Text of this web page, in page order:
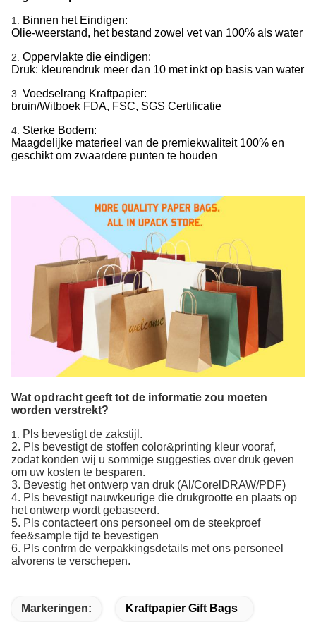
1.
Binnen het Eindigen:
Olie-weerstand, het bestand zowel vet van 100% als water
2. Oppervlakte die eindigen:
Druk: kleurendruk meer dan 10 met inkt op basis van water
3. Voedselrang Kraftpapier:
bruin/Witboek FDA, FSC, SGS Certificatie
4. Sterke Bodem:
Maagdelijke materieel van de premiekwaliteit 100% en
geschikt om zwaardere punten te houden
Wat opdracht geeft tot de informatie zou moeten
worden verstrekt?
1.
Pls bevestigt de zakstijl.
2. Pls bevestigt de stoffen color&printing kleur vooraf,
zodat konden wij u sommige suggesties over druk geven
om uw kosten te besparen.
3. Bevestig het ontwerp van druk (Al/CorelDRAW/PDF)
4. Pls bevestigt nauwkeurige die drukgrootte en plaats op
het ontwerp wordt gebaseerd.
5. Pls contacteert ons personeel om de steekproef
fee&sample tijd te bevestigen
6. Pls confrm de verpakkingsdetails met ons personeel
alvorens te verschepen.
Markeringen: Kraftpapier Gift Bags